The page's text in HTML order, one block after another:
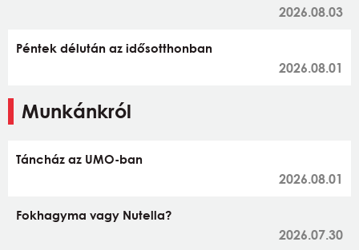
2026.08.03
Péntek délután az idősotthonban
2026.08.01
Munkánkról
Táncház az UMO-ban
2026.08.01
Fokhagyma vagy Nutella?
2026.07.30